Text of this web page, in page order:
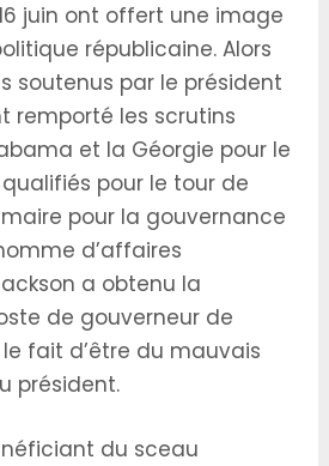
juin ont offert une image
républicaine. Alors
soutenus par le président
remporté les scrutins
et la Géorgie pour le
pour le tour de
pour la gouvernance
d’affaires
a obtenu la
de gouverneur de
fait d’être du mauvais
président.
du sceau